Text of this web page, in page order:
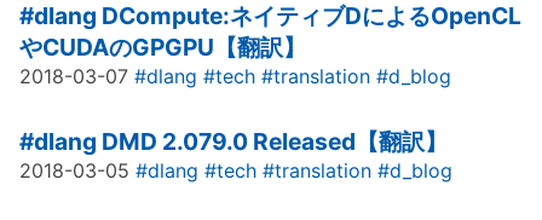
#dlang DCompute:ネイティブDによるOpenCL
やCUDAのGPGPU【翻訳】
2018-03-07 #dlang #tech #translation #d_blog
#dlang DMD 2.079.0 Released【翻訳】
2018-03-05 #dlang #tech #translation #d_blog